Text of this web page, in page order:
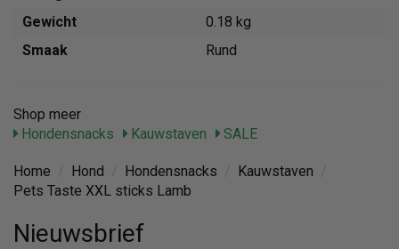
Gewicht
0.18 kg
Smaak
Rund
Shop meer
Hondensnacks
Kauwstaven SALE
Home Hond Hondensnacks Kauwstaven
Pets Taste XXL sticks Lamb
Nieuwsbrief